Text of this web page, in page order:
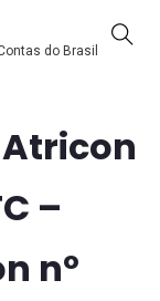
do Brasil
–
nº